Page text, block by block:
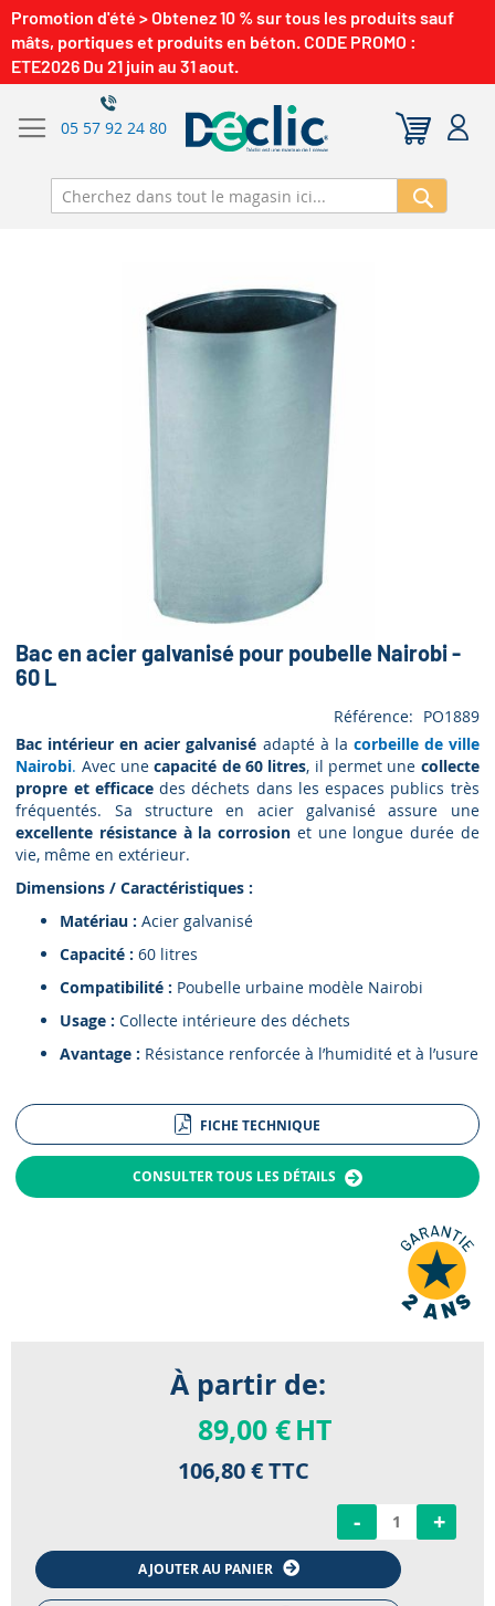
Promotion d'été > Obtenez 10 % sur tous les produits sauf
mâts, portiques et produits en béton. CODE PROMO :
ETE2026 Du 21 juin au 31 aout.
05 57 92 24 80
Bac en acier galvanisé pour poubelle Nairobi -
60 L
Référence
PO1889
Bac intérieur en acier galvanisé adapté à la corbeille de ville
Nairobi. Avec unecapacité de 60 litres, il permet une collecte
propre et efficacedes déchets dans les espaces publics très
fréquentés. Sa structure en acier galvanisé assure une
excellente résistance à la corrosion et une longue durée de
vie, même en extérieur.
Dimensions / Caractéristiques :
Matériau : Acier galvanisé
Capacité : 60 litres
Compatibilité : Poubelle urbaine modèle Nairobi
Usage : Collecte intérieure des déchets
Avantage : Résistance renforcée à l’humidité et à l’usure
FICHE TECHNIQUE
CONSULTER TOUS LES DÉTAILS
À partir de:
89,00 €HT
106,80 €TTC
-
+
AJOUTER AU PANIER